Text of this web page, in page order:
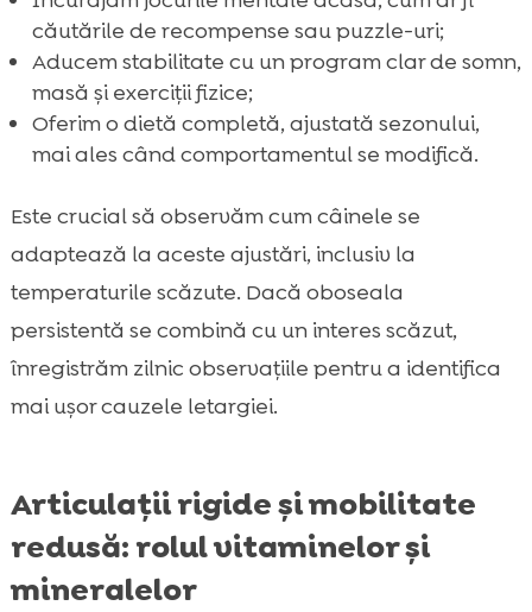
căutările de recompense sau puzzle-uri;
Aducem stabilitate cu un program clar de somn,
masă și exerciții fizice;
Oferim o dietă completă, ajustată sezonului,
mai ales când comportamentul se modifică.
Este crucial să observăm cum câinele se
adaptează la aceste ajustări, inclusiv la
temperaturile scăzute. Dacă oboseala
persistentă se combină cu un interes scăzut,
înregistrăm zilnic observațiile pentru a identifica
mai ușor cauzele letargiei.
Articulații rigide și mobilitate
redusă: rolul vitaminelor și
mineralelor